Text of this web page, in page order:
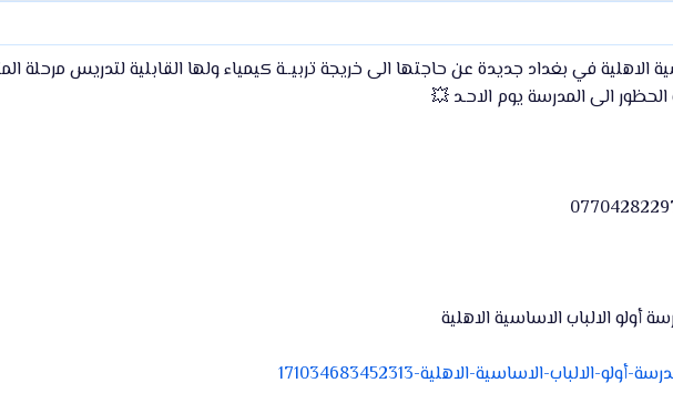
الاهلية في بغداد جديدة عن حاجتها الى خريجة تربيــة كيمياء ولها القابلية لتدريس
الى المدرسة يوم الاحـد 💥
الالباب الاساسية الاهلية